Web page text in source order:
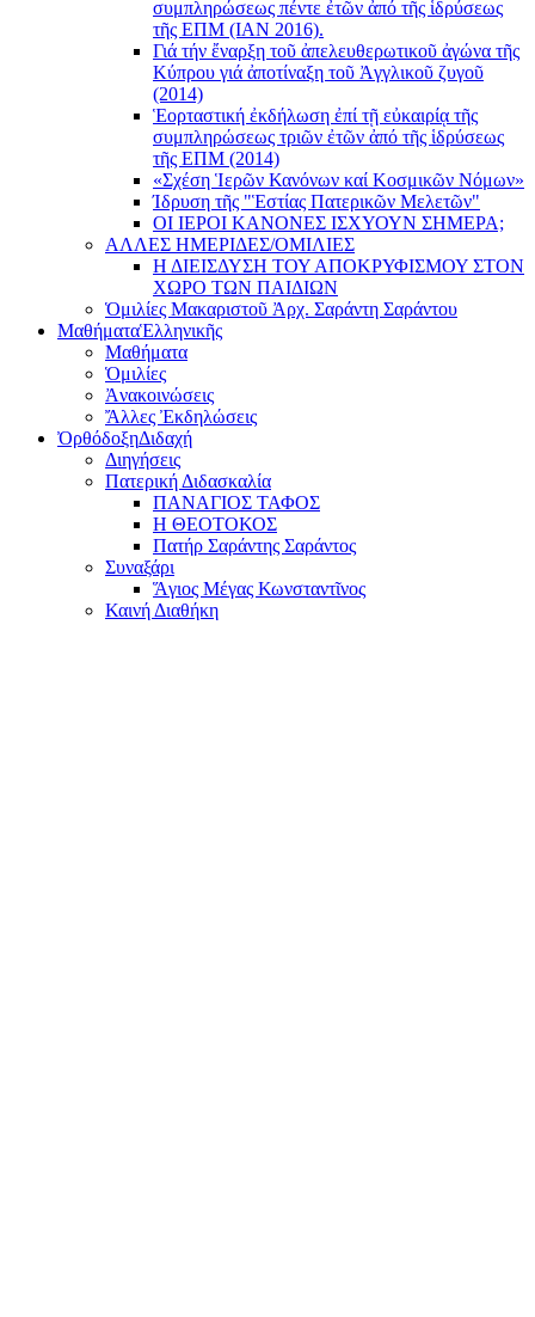
συμπληρώσεως πέντε ἐτῶν ἀπό τῆς ἱδρύσεως
τῆς ΕΠΜ (ΙΑΝ 2016).
Γιά τήν ἔναρξη τοῦ ἀπελευθερωτικοῦ ἀγώνα τῆς
Κύπρου γιά ἀποτίναξη τοῦ Ἀγγλικοῦ ζυγοῦ
(2014)
Ἑορταστική ἐκδήλωση ἐπί τῇ εὐκαιρίᾳ τῆς
συμπληρώσεως τριῶν ἐτῶν ἀπό τῆς ἱδρύσεως
τῆς ΕΠΜ (2014)
«Σχέση Ἱερῶν Κανόνων καί Κοσμικῶν Νόμων»
Ίδρυση τῆς "Ἑστίας Πατερικῶν Μελετῶν"
ΟΙ ΙΕΡΟΙ ΚΑΝΟΝΕΣ ΙΣΧΥΟΥΝ ΣΗΜΕΡΑ;
ΑΛΛΕΣ ΗΜΕΡΙΔΕΣ/ΟΜΙΛΙΕΣ
Η ΔΙΕΙΣΔΥΣΗ ΤΟΥ ΑΠΟΚΡΥΦΙΣΜΟΥ ΣΤΟΝ
ΧΩΡΟ ΤΩΝ ΠΑΙΔΙΩΝ
Ὁμιλίες Μακαριστοῦ Ἀρχ. Σαράντη Σαράντου
ΜαθήματαἙλληνικῆς
Μαθήματα
Ὁμιλίες
Ἀνακοινώσεις
Ἄλλες Ἐκδηλώσεις
ὈρθόδοξηΔιδαχή
Διηγήσεις
Πατερική Διδασκαλία
ΠΑΝΑΓΙΟΣ ΤΑΦΟΣ
Η ΘΕΟΤΟΚΟΣ
Πατήρ Σαράντης Σαράντος
Συναξάρι
Ἅγιος Μέγας Κωνσταντῖνος
Καινή Διαθήκη